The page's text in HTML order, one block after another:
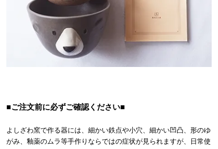
■ご注文前に必ずご確認ください■
よしざわ窯で作る器には、細かい鉄点や小穴、細かい凹凸、形のゆ
がみ、釉薬のムラ等手作りならではの症状が見られますが、日常使